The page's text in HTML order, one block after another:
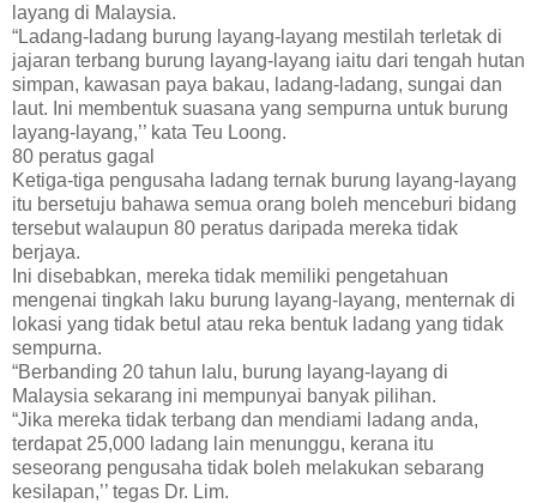
layang di Malaysia.
“Ladang-ladang burung layang-layang mestilah terletak di
jajaran terbang burung layang-layang iaitu dari tengah hutan
simpan, kawasan paya bakau, ladang-ladang, sungai dan
laut. Ini membentuk suasana yang sempurna untuk burung
layang-layang,’’ kata Teu Loong.
80 peratus gagal
Ketiga-tiga pengusaha ladang ternak burung layang-layang
itu bersetuju bahawa semua orang boleh menceburi bidang
tersebut walaupun 80 peratus daripada mereka tidak
berjaya.
Ini disebabkan, mereka tidak memiliki pengetahuan
mengenai tingkah laku burung layang-layang, menternak di
lokasi yang tidak betul atau reka bentuk ladang yang tidak
sempurna.
“Berbanding 20 tahun lalu, burung layang-layang di
Malaysia sekarang ini mempunyai banyak pilihan.
“Jika mereka tidak terbang dan mendiami ladang anda,
terdapat 25,000 ladang lain menunggu, kerana itu
seseorang pengusaha tidak boleh melakukan sebarang
kesilapan,’’ tegas Dr. Lim.